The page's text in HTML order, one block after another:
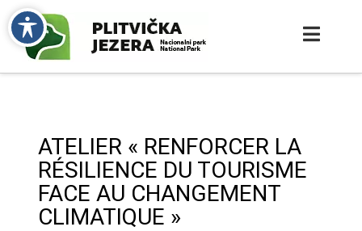
ATELIER « RENFORCER LA
RÉSILIENCE DU TOURISME
FACE AU CHANGEMENT
CLIMATIQUE »